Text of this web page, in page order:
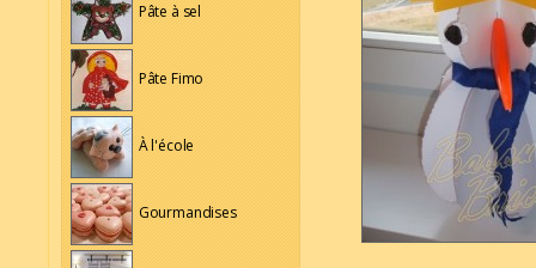
Pâte à sel
Pâte Fimo
À l'école
Gourmandises